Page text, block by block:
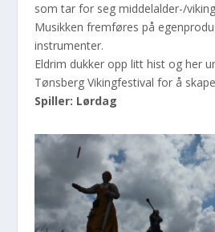
som tar for seg middelalder-/
Musikken fremføres på
instrumenter.
Eldrim dukker opp litt hist og her
Tønsberg Vikingfestival for å
Spiller: Lørdag